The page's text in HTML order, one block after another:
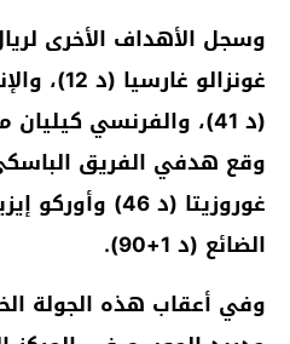
وسجل الأهداف الأخرى
غونزالو
وقع هدفي الفريق
غوروزيتا (د 46)
الضائع (د 1+90).
وفي أعقاب هذه الجولة